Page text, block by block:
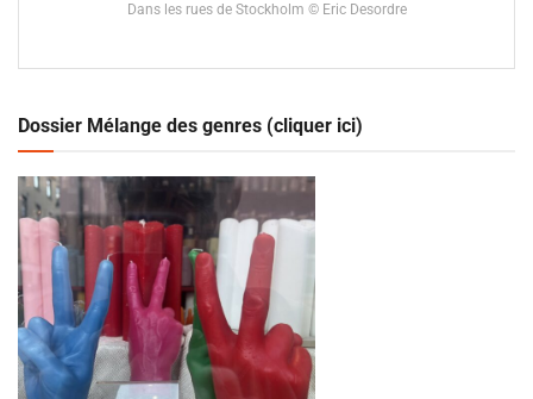
Dans les rues de Stockholm © Eric Desordre
Dossier Mélange des genres (cliquer ici)